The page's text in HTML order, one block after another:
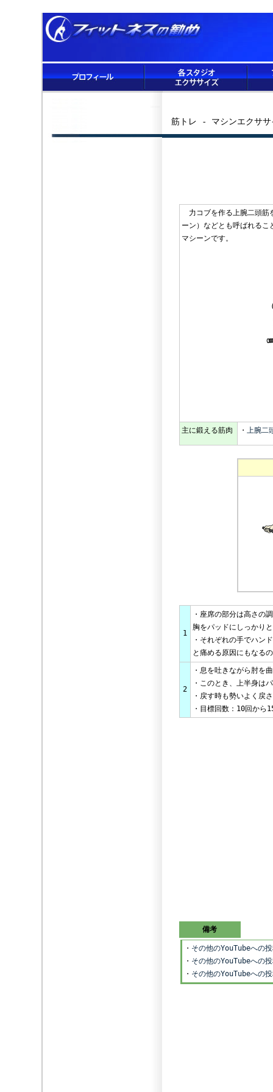
筋トレ - マシンエクサ
力コブを作る上腕二頭筋
ーン）などとも呼ばれるこ
マシーンです。
主に鍛える筋肉 ・ 上腕二
1
・座席の部分は高さの
胸をパッドにしっかり
・それぞれの手でハン
と痛める原因にもなる
2
・息を吐きながら肘を
・このとき、上半身は
・戻す時も勢いよく戻
・目標回数：10回から
備考
・ その他のYouTubeへの
・ その他のYouTubeへの
・ その他のYouTubeへの